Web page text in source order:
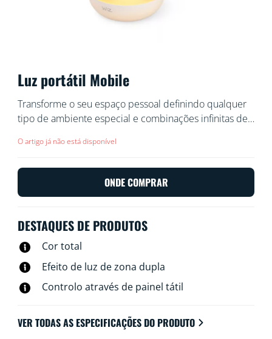
Luz portátil Mobile
Transforme o seu espaço pessoal definindo qualquer
tipo de ambiente especial e combinações infinitas de
Mobile para qualquer lugar dentro ou até mesmo fora
verdadeiramente acolhedor.
O artigo já não está disponível
ONDE COMPRAR
DESTAQUES DE PRODUTOS
Cor total
Efeito de luz de zona dupla
Controlo através de painel tátil
VER TODAS AS ESPECIFICAÇÕES DO PRODUTO